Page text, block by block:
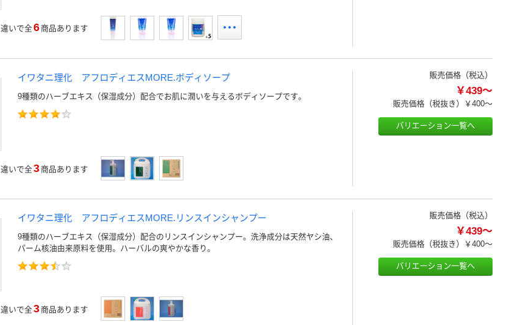
違いで全6 商品あります
イワタニ理化 アフロディエスMORE.ボディソープ
9種類のハーブエキス（保湿成分）配合でお肌に潤いを与えるボディソープです。
違いで全3 商品あります
販売価格（税込）
￥439～
販売価格（税抜き） ￥400～
バリエーション一覧へ
イワタニ理化 アフロディエスMORE.リンスインシャンプー
9種類のハーブエキス（保湿成分）配合のリンスインシャンプー。洗浄成分は天然ヤシ油、
パーム核油由来原料を使用。ハーバルの爽やかな香り。
違いで全3 商品あります
販売価格（税込）
￥439～
販売価格（税抜き） ￥400～
バリエーション一覧へ